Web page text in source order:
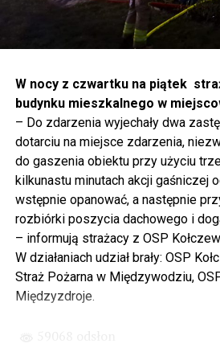
się tutaj nie kończy, Polska się
Gdyby nie determinacja rządu
to tunel pod Świną do dzisiaj
projektowania i dyskusji. Ważny
samorządu, ale to rząd PiS podjął
najważniejsze decyzje. Powstał
determinacji rządu najpierw Pani
a następnie Pana Premiera
Chciałbym podziękować Panu
osobiście pilnował powstania tej
się, że turyści również korzystają z
że wśród tych 4 milionów
przejechały już otwartym tunelem
przyjechało tutaj do nas tak wielu
– powiedział Wiceprezes PiS
W nocy z czwartku na piątek
budynku mieszkalnego w
– Do zdarzenia wyjechały dwa
dotarciu na miejsce zdarzenia,
do gaszenia obiektu przy użyciu
kilkunastu minutach akcji gaśniczej
wstępnie opanować, a następnie
rozbiórki poszycia dachowego i
– informują strażacy z OSP
W działaniach udział brały: OSP
Straż Pożarna w Międzywodziu,
Międzyzdroje.